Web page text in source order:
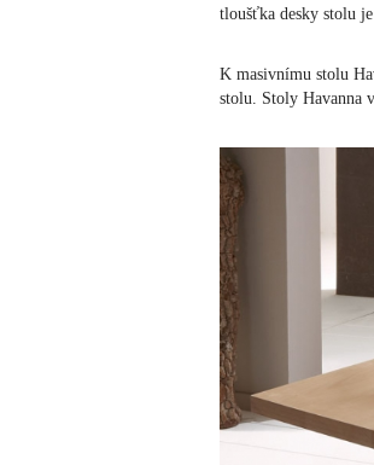
tloušťka desky stolu
K masivnímu stolu
stolu. Stoly Havanna